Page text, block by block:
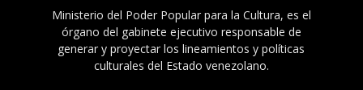
Ministerio del Poder Popular para la Cultura, es el
órgano del gabinete ejecutivo responsable de
generar y proyectar los lineamientos y políticas
culturales del Estado venezolano.